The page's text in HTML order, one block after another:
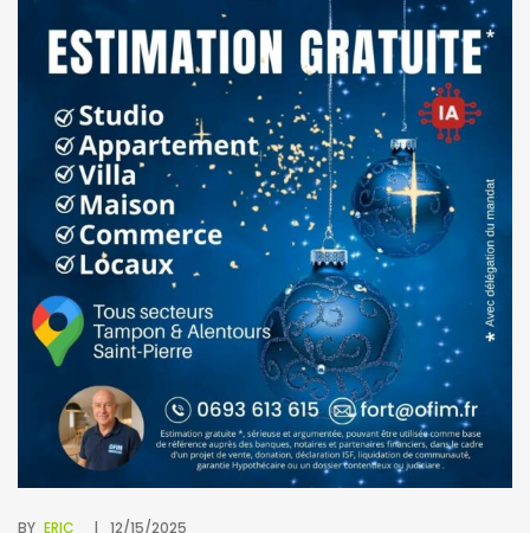
BY ERIC 12/15/2025